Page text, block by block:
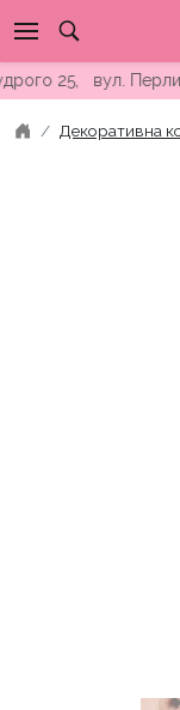
to
contentвул. Перлинна
Декоративна